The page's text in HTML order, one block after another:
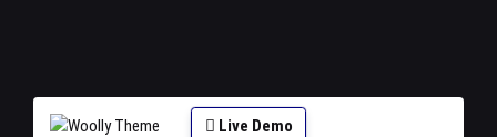
Live Demo